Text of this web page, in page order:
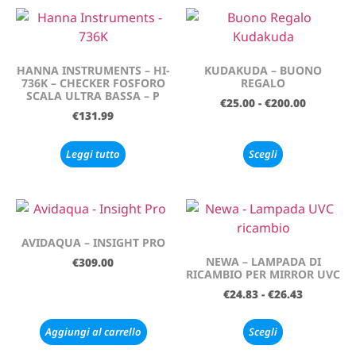
HANNA INSTRUMENTS – HI-
736K – CHECKER FOSFORO
SCALA ULTRA BASSA – P
€131.99
Leggi tutto
KUDAKUDA – BUONO
REGALO
€25.00 - €200.00
Scegli
AVIDAQUA – INSIGHT PRO
€309.00
Aggiungi al carrello
NEWA – LAMPADA DI
RICAMBIO PER MIRROR UVC
€24.83 - €26.43
Scegli